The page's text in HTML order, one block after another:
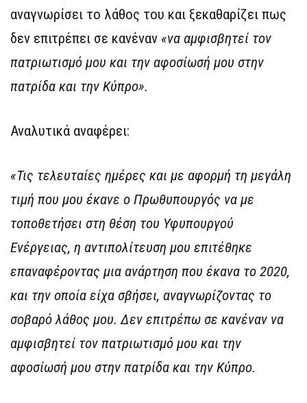
αναγνωρίσει το λάθος του και ξεκαθαρίζει πως
δεν επιτρέπει σε κανέναν «να αμφισβητεί τον
πατριωτισμό μου και την αφοσίωσή μου στην
πατρίδα και την Κύπρο».
Αναλυτικά αναφέρει:
«Τις τελευταίες ημέρες και με αφορμή τη μεγάλη
τιμή που μου έκανε ο Πρωθυπουργός να με
τοποθετήσει στη θέση του Υφυπουργού
Ενέργειας, η αντιπολίτευση μου επιτέθηκε
επαναφέροντας μια ανάρτηση που έκανα το 2020,
και την οποία είχα σβήσει, αναγνωρίζοντας το
σοβαρό λάθος μου. Δεν επιτρέπω σε κανέναν να
αμφισβητεί τον πατριωτισμό μου και την
αφοσίωσή μου στην πατρίδα και την Κύπρο.